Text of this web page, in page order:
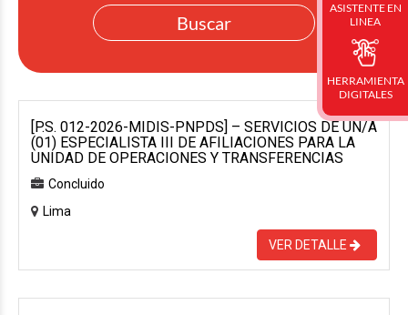
[P.S. 012-2026-MIDIS-PNPDS] – SERVICIOS DE UN/A
(01) ESPECIALISTA III DE AFILIACIONES PARA LA
UNIDAD DE OPERACIONES Y TRANSFERENCIAS
Concluido
Lima
VER DETALLE
ASISTENTE EN
LINEA
HERRAMIENTA
DIGITALES